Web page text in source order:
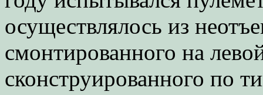
осуществлялось из
смонтированного на
сконструированного по